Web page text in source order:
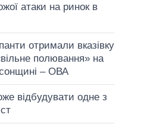
атаки на ринок в
отримали вказівку
полювання» на
– ОВА
відбудувати одне з